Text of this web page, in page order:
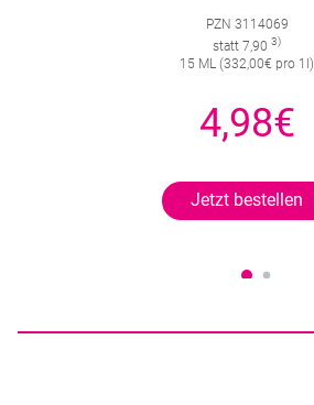
PZN 3114069
statt 7,90 3)
15 ML (332,00€ pro 1l)
4,98€
Jetzt bestellen